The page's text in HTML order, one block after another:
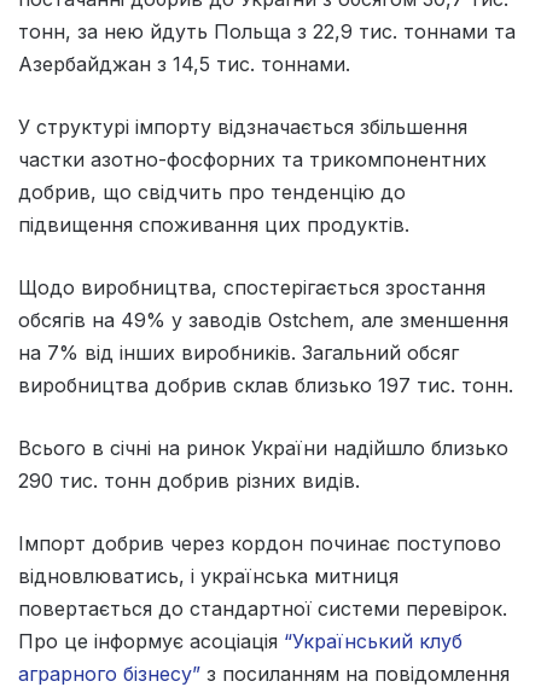
тонн, за нею йдуть Польща з 22,9 тис. тоннами та
Азербайджан з 14,5 тис. тоннами.
У структурі імпорту відзначається збільшення
частки азотно-фосфорних та трикомпонентних
добрив, що свідчить про тенденцію до
підвищення споживання цих продуктів.
Щодо виробництва, спостерігається зростання
обсягів на 49% у заводів Ostchem, але зменшення
на 7% від інших виробників. Загальний обсяг
виробництва добрив склав близько 197 тис. тонн.
Всього в січні на ринок України надійшло близько
290 тис. тонн добрив різних видів.
Імпорт добрив через кордон починає поступово
відновлюватись, і українська митниця
повертається до стандартної системи перевірок.
Про це інформує асоціація “Український клуб
аграрного бізнесу” з посиланням на повідомлення